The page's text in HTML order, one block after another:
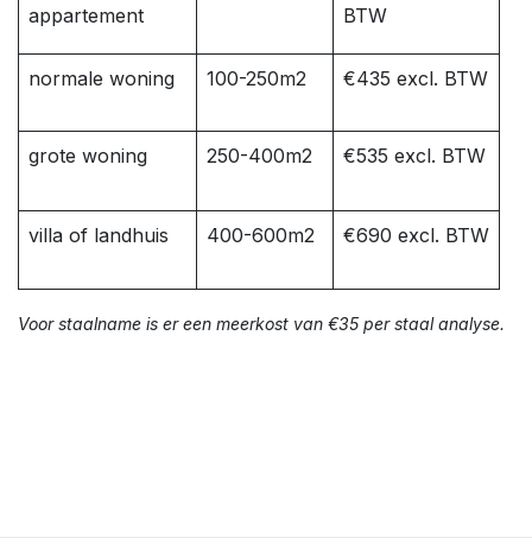
appartement
BTW
normale woning 100-250m2 €435 excl. BTW
grote woning 250-400m2 €535 excl. BTW
villa of landhuis 400-600m2 €690 excl. BTW
Voor staalname is er een meerkost van €35 per staal analyse.